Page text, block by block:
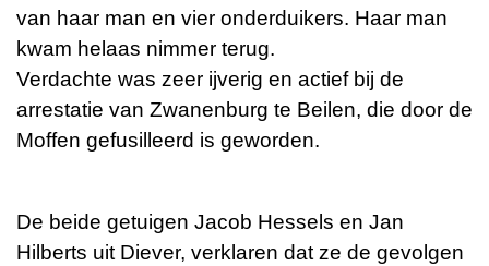
van haar man en vier onderduikers. Haar man
kwam helaas nimmer terug.
Verdachte was zeer ijverig en actief bij de
arrestatie van Zwanenburg te Beilen, die door de
Moffen gefusilleerd is geworden.
De beide getuigen Jacob Hessels en Jan
Hilberts uit Diever, verklaren dat ze de gevolgen